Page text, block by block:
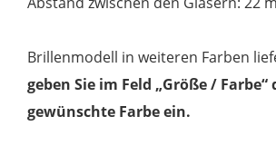
Brillenmodell in weiteren Farben
geben Sie im Feld „Größe / Farbe“
gewünschte Farbe ein.